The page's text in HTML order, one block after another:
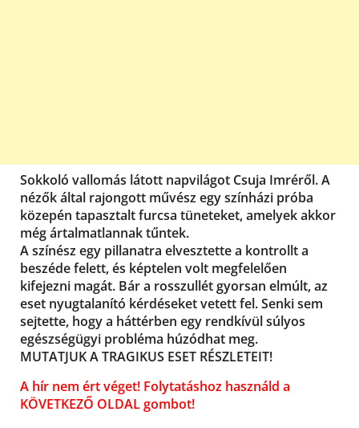
Sokkoló vallomás látott napvilágot Csuja Imréről. A
nézők által rajongott művész egy színházi próba
közepén tapasztalt furcsa tüneteket, amelyek akkor
még ártalmatlannak tűntek.
A színész egy pillanatra elvesztette a kontrollt a
beszéde felett, és képtelen volt megfelelően
kifejezni magát. Bár a rosszullét gyorsan elmúlt, az
eset nyugtalanító kérdéseket vetett fel. Senki sem
sejtette, hogy a háttérben egy rendkívül súlyos
egészségügyi probléma húzódhat meg.
MUTATJUK A TRAGIKUS ESET RÉSZLETEIT!
A hír nem ért véget! Folytatáshoz használd a
KÖVETKEZŐ OLDAL gombot!